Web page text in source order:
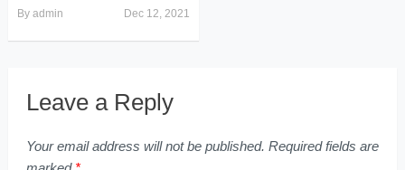
By admin Dec 12, 2021
Leave a Reply
Your email address will not be published. Required fields are